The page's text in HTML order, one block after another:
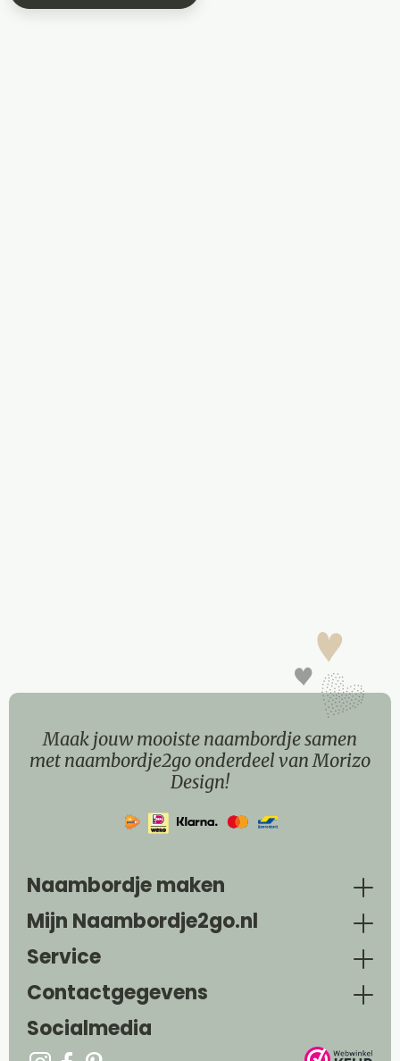
Maak jouw mooiste naambordje samen
met naambordje2go onderdeel van Morizo
Design!
Naambordje maken
Mijn Naambordje2go.nl
Service
Contactgegevens
Socialmedia